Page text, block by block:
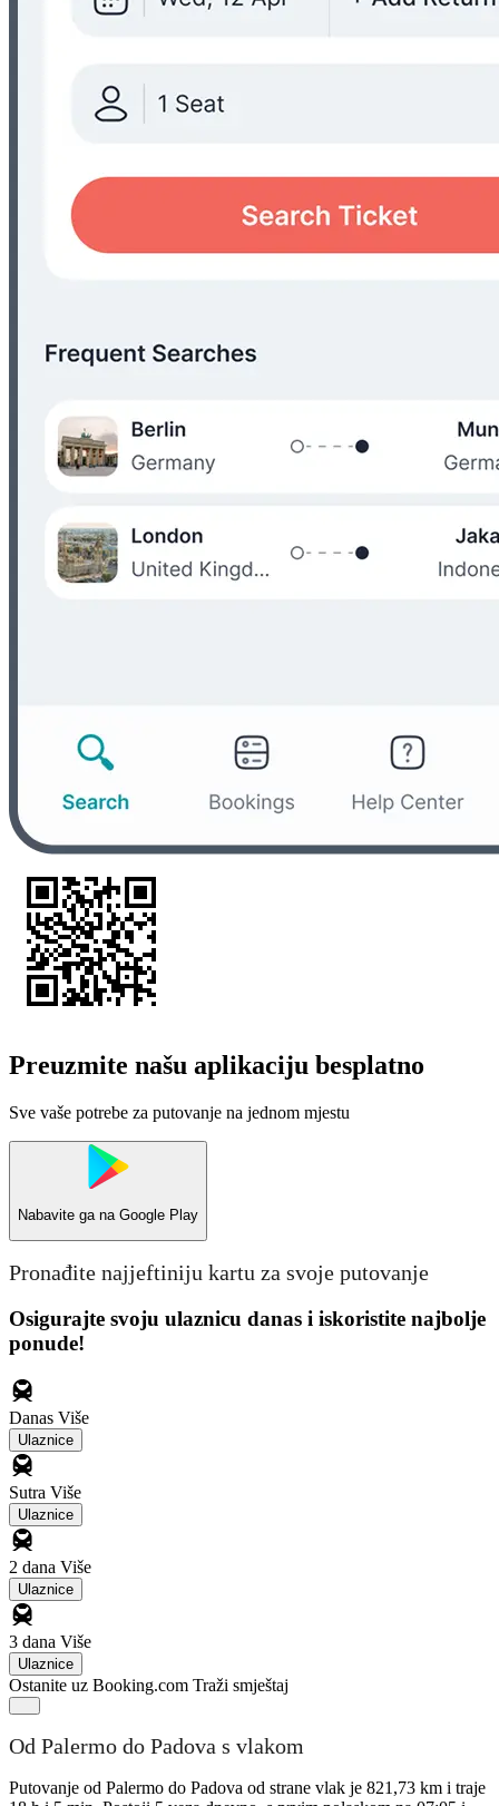
Preuzmite našu aplikaciju besplatno
Sve vaše potrebe za putovanje na jednom mjestu
Nabavite ga na Google Play
Pronađite najjeftiniju kartu za svoje putovanje
Osigurajte svoju ulaznicu danas i iskoristite najbolje
ponude!
Danas Više
Ulaznice
Sutra Više
Ulaznice
2 dana Više
Ulaznice
3 dana Više
Ulaznice
Ostanite uz Booking.com Traži smještaj
Od Palermo do Padova s vlakom
Putovanje od Palermo do Padova od strane vlak je 821,73 km i traje